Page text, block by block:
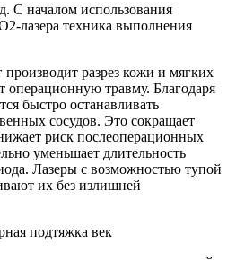
С началом использования
лазера техника выполнения
разрез кожи и мягких
операционную травму. Благодаря
быстро останавливать
сосудов. Это сокращает
риск послеоперационных
уменьшает длительность
Лазеры с возможностью тупой
их без излишней